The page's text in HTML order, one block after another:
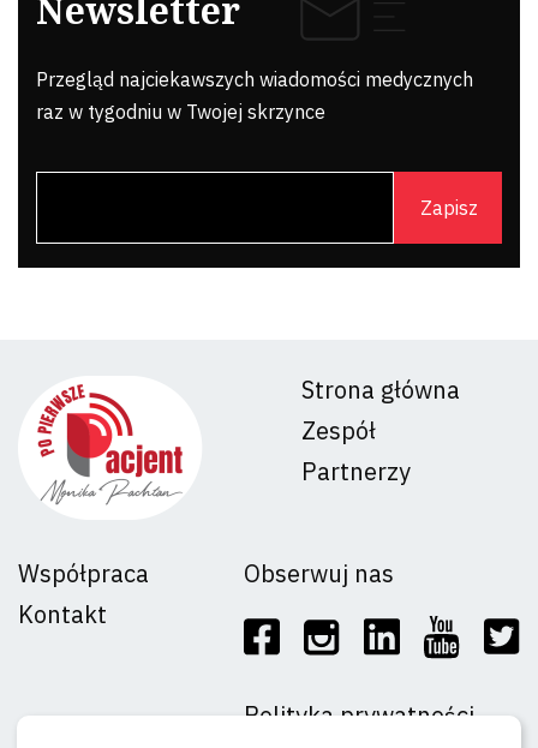
Newsletter
Przegląd najciekawszych wiadomości medycznych
raz w tygodniu w Twojej skrzynce
Strona główna
Zespół
Partnerzy
Współpraca
Kontakt
Obserwuj nas
Polityka prywatności